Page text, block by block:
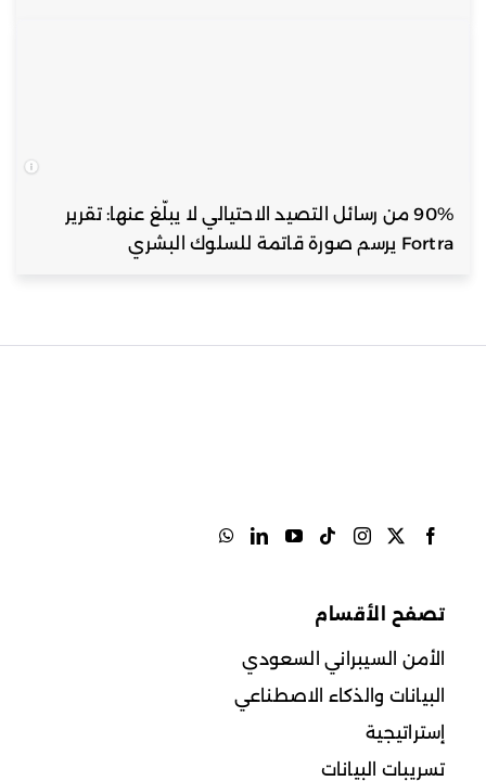
90% من رسائل التصيد الاحتيالي لا يبلّغ عنها: تقرير
Fortra يرسم صورة قاتمة للسلوك البشري
تصفح الأقسام
الأمن السيبراني السعودي
البيانات والذكاء الاصطناعي
إستراتيجية
تسريبات البيانات